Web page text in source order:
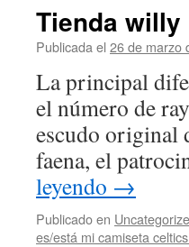
Tienda willy
Publicada el 26 de marzo
La principal
el número de
escudo original
faena, el
leyendo →
Publicado en
es/está mi camiseta